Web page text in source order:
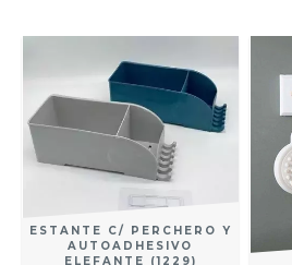
ESTANTE C/ PERCHERO Y
AUTOADHESIVO
ELEFANTE (1229)